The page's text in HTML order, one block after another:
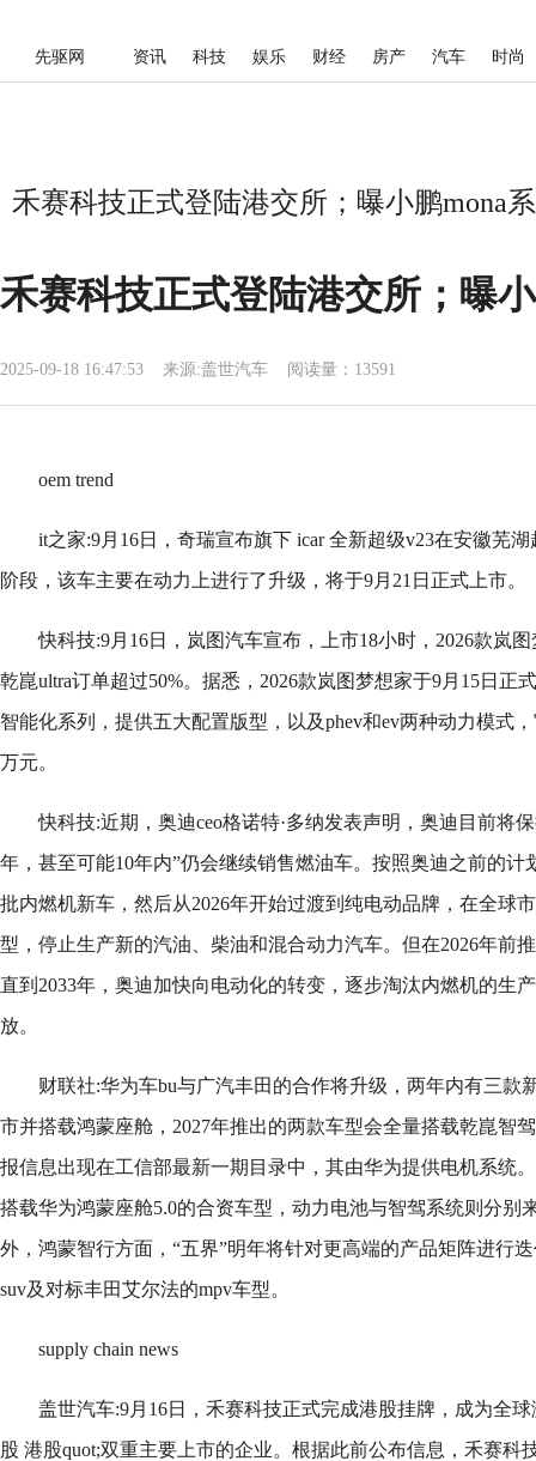
先驱网 资讯 科技 娱乐 财经 房产 汽车 时尚
禾赛科技正式登陆港交所；曝小鹏mona
禾赛科技正式登陆港交所；曝
2025-09-18 16:47:53 来源:盖世汽车 阅读量：13591
oem trend
it之家:9月16日，奇瑞宣布旗下 icar 全新超级v23在安徽芜
阶段，该车主要在动力上进行了升级，将于9月21日正式上市。
快科技:9月16日，岚图汽车宣布，上市18小时，2026款岚
乾崑ultra订单超过50%。据悉，2026款岚图梦想家于9月15日正
智能化系列，提供五大配置版型，以及phev和ev两种动力模式
万元。
快科技:近期，奥迪ceo格诺特·多纳发表声明，奥迪目前将
年，甚至可能10年内”仍会继续销售燃油车。按照奥迪之前的计
批内燃机新车，然后从2026年开始过渡到纯电动品牌，在全球
型，停止生产新的汽油、柴油和混合动力汽车。但在2026年前
直到2033年，奥迪加快向电动化的转变，逐步淘汰内燃机的生
放。
财联社:华为车bu与广汽丰田的合作将升级，两年内有三
市并搭载鸿蒙座舱，2027年推出的两款车型会全量搭载乾崑智
报信息出现在工信部最新一期目录中，其由华为提供电机系统
搭载华为鸿蒙座舱5.0的合资车型，动力电池与智驾系统则分别
外，鸿蒙智行方面，“五界”明年将针对更高端的产品矩阵进行
suv及对标丰田艾尔法的mpv车型。
supply chain news
盖世汽车:9月16日，禾赛科技正式完成港股挂牌，成为全
股 港股quot;双重主要上市的企业。根据此前公布信息，禾赛科